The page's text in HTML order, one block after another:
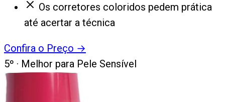
Os corretores coloridos pedem prática
até acertar a técnica
Confira o Preço →
5º · Melhor para Pele Sensível